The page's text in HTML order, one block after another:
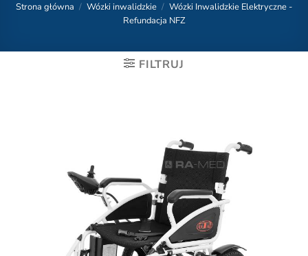
Strona główna / Wózki inwalidzkie / Wózki Inwalidzkie Elektryczne -
Refundacja NFZ
FILTRUJ